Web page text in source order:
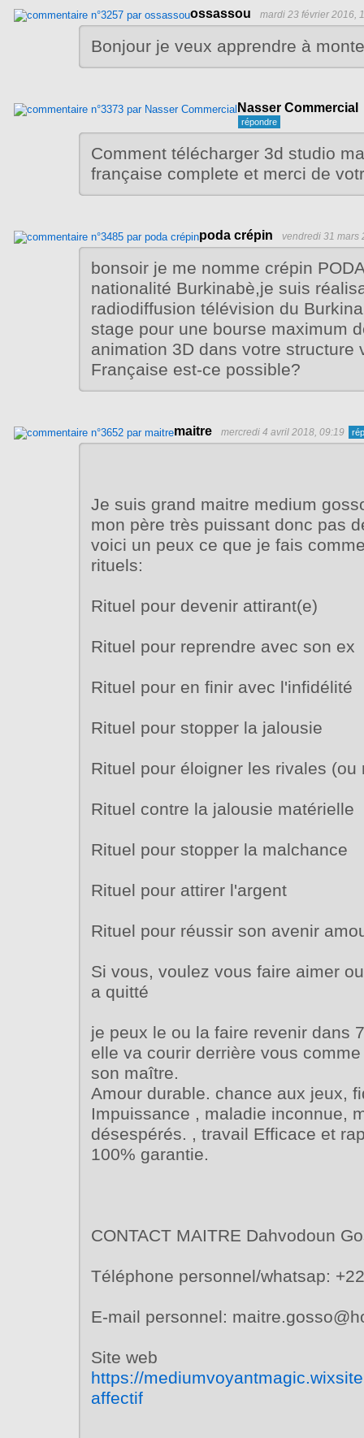
ossassou mardi 23 février 2016,
Bonjour je veux apprendre à
Nasser Commercial
Comment télécharger 3d studio
française complete et merci de
poda crépin vendredi 31 mars
bonsoir je me nomme crépin
nationalité Burkinabè,je suis
radiodiffusion télévision du
stage pour une bourse maximum
animation 3D dans votre structure
Française est-ce possible?
maitre mercredi 4 avril 2018, 09:19
Je suis grand maitre medium
mon père très puissant donc pas
voici un peux ce que je fais
rituels:
Rituel pour devenir attirant(e)
Rituel pour reprendre avec son ex
Rituel pour en finir avec l'infidélité
Rituel pour stopper la jalousie
Rituel pour éloigner les rivales (ou
Rituel contre la jalousie matérielle
Rituel pour stopper la malchance
Rituel pour attirer l'argent
Rituel pour réussir son avenir
Si vous, voulez vous faire aimer
a quitté
je peux le ou la faire revenir dans
elle va courir derrière vous
son maître.
Amour durable. chance aux jeux,
Impuissance , maladie inconnue,
désespérés. , travail Efficace et
100% garantie.
CONTACT MAITRE Dahvodoun
Téléphone personnel/whatsap:
E-mail personnel:
Site web
https://
affectif